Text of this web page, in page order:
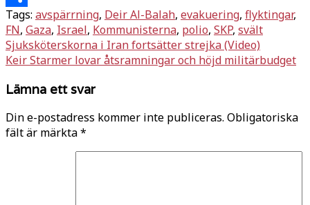
Dela
Tags: avspärrning, Deir Al-Balah, evakuering, flyktingar,
FN, Gaza, Israel, Kommunisterna, polio, SKP, svält
Inläggsnavigering
Sjuksköterskorna i Iran fortsätter strejka (Video)
Keir Starmer lovar åtsramningar och höjd militärbudget
Lämna ett svar
Din e-postadress kommer inte publiceras. Obligatoriska
fält är märkta*